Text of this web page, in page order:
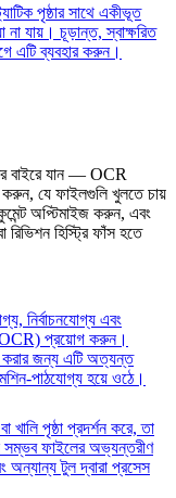
পৃষ্ঠার সাথে একীভূত
না যায়। চূড়ান্ত, স্বাক্ষরিত
এটি ব্যবহার করুন।
বাইরে যান — OCR
যে ফাইলগুলি খুলতে চায়
অপ্টিমাইজ করুন, এবং
হিস্ট্রি ফাঁস হতে
নির্বাচনযোগ্য এবং
(OCR) প্রয়োগ করুন।
করার জন্য এটি অত্যন্ত
পাঠযোগ্য হয়ে ওঠে।
খালি পৃষ্ঠা প্রদর্শন করে, তা
সম্ভব ফাইলের অভ্যন্তরীণ
অন্যান্য টুল দ্বারা প্রসেস